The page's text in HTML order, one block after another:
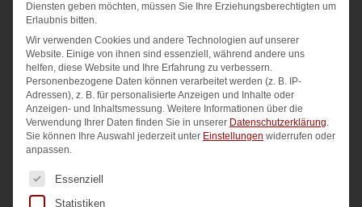
Diensten geben möchten, müssen Sie Ihre Erziehungsberechtigten um
Erlaubnis bitten.
Wir verwenden Cookies und andere Technologien auf unserer
Website. Einige von ihnen sind essenziell, während andere uns
helfen, diese Website und Ihre Erfahrung zu verbessern.
Personenbezogene Daten können verarbeitet werden (z. B. IP-
Adressen), z. B. für personalisierte Anzeigen und Inhalte oder
Anzeigen- und Inhaltsmessung. Weitere Informationen über die
Verwendung Ihrer Daten finden Sie in unserer Datenschutzerklärung.
Sie können Ihre Auswahl jederzeit unter Einstellungen widerrufen oder
anpassen.
Es folgt eine Liste der Service-Gruppen, für die eine
Essenziell
Statistiken